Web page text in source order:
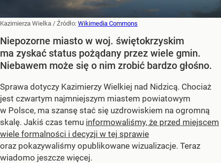
Kazimierza Wielka / Źródło: Wikimedia Commons
Niepozorne miasto w woj. świętokrzyskim
ma zyskać status pożądany przez wiele gmin.
Niebawem może się o nim zrobić bardzo głośno.
Sprawa dotyczy Kazimierzy Wielkiej nad Nidzicą. Chociaż
jest czwartym najmniejszym miastem powiatowym
w Polsce, ma szansę stać się uzdrowiskiem na ogromną
skalę. Jakiś czas temu informowaliśmy, że przed miejscem
wiele formalności i decyzji w tej sprawie
oraz pokazywaliśmy opublikowane wizualizacje. Teraz
wiadomo jeszcze więcej.